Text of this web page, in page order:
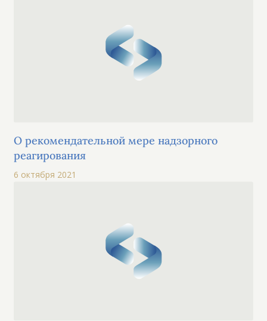
О рекомендательной мере надзорного
реагирования
6 октября 2021